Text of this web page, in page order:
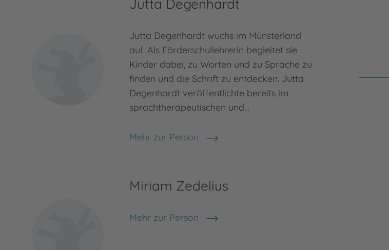
Jutta Degenhardt
Jutta Degenhardt wuchs im Münsterland
auf. Als Förderschullehrerin begleitet sie
Kinder dabei, zu Worten und zu Sprache zu
finden und die Schrift zu entdecken. Jutta
Degenhardt veröffentlichte bereits im
sprachtherapeutischen und…
Mehr zur Person
Jutta Degenhardt
Miriam Zedelius
Mehr zur Person
Miriam Zedelius